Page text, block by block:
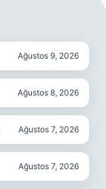
Ağustos 9, 2026
Ağustos 8, 2026
Ağustos 7, 2026
Ağustos 7, 2026